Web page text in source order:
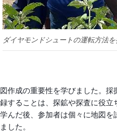
ダイヤモンドシュートの運転方法
作成の重要性を学びました。
することは、探鉱や探査に役
んだ後、参加者は個々に地図
した。